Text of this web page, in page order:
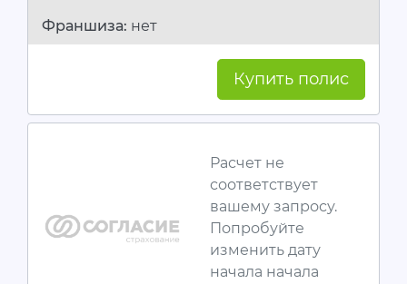
Франшиза: нет
Купить полис
Расчет не
соответствует
вашему запросу.
Попробуйте
изменить дату
начала начала